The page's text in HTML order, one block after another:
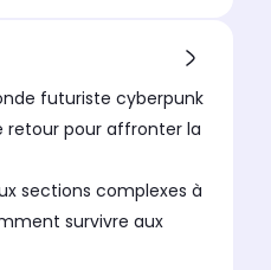
futuriste cyberpunk
retour pour affronter la
sections complexes à
survivre aux